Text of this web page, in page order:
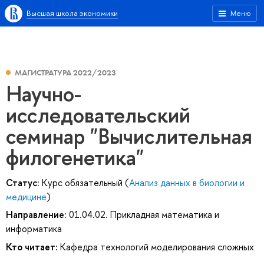
Меню
Высшая школа экономики
МАГИСТРАТУРА 2022/2023
Научно-
исследовательский
семинар "Вычислительная
филогенетика"
Статус: Курс обязательный (Анализ данных в биологии и
медицине)
Направление: 01.04.02. Прикладная математика и
информатика
Кто читает: Кафедра технологий моделирования сложных